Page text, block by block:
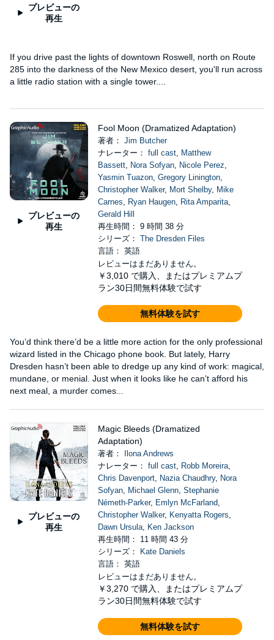
プレビューの
再生
If you drive past the lights of downtown Roswell, north on Route
285 into the darkness of the New Mexico desert, you'll run across
a little radio station with a single tower....
プレビューの
再生
Fool Moon (Dramatized Adaptation)
著者： Jim Butcher
ナレーター： full cast,
Matthew
Bassett, Nora Sofyan, Nicole Perez
Yasmin Tuazon, Gregory Linington,
Christopher Walker, Mort Shelby, Mike
Carnes
Ryan Haugen, Rita Amparita,
Gerald Hill
再生時間： 9 時間 38 分
シリーズ： The Dresden Files
言語： 英語
レビューはまだありません。
￥3,010 で購入、またはプレミアムプ
ラン30日間無料体験で試す
無料体験を試す
You’d think there’d be a little more action for the only professional
wizard listed in the Chicago phone book. But lately, Harry
Dresden hasn’t been able to dredge up any kind of work: magical,
mundane, or menial. Just when it looks like he can’t afford his
next meal, a murder comes...
プレビューの
再生
Magic Bleeds (Dramatized
Adaptation)
著者：
Ilona Andrews
ナレーター： full cast, Robb Moreira,
Chris Davenport, Nazia Chaudhry, Nora
Sofyan, Michael Glenn, Stephanie
Németh-Parker, Emlyn McFarland
Christopher Walker, Kenyatta Rogers
Dawn Ursula,
Ken Jackson
再生時間： 11 時間 43 分
シリーズ：
Kate Daniels
言語： 英語
レビューはまだありません。
￥3,270 で購入、またはプレミアムプ
ラン30日間無料体験で試す
無料体験を試す